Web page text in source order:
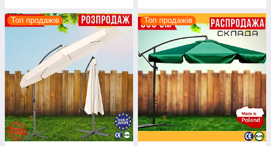
Топ продажів Топ продажів